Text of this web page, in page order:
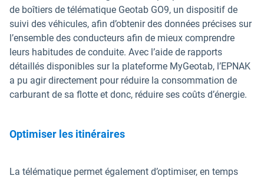
de boîtiers de télématique Geotab GO9, un dispositif de
suivi des véhicules, afin d’obtenir des données précises sur
l’ensemble des conducteurs afin de mieux comprendre
leurs habitudes de conduite. Avec l’aide de rapports
détaillés disponibles sur la plateforme MyGeotab, l’EPNAK
a pu agir directement pour réduire la consommation de
carburant de sa flotte et donc, réduire ses coûts d’énergie.
Optimiser les itinéraires
La télématique permet également d’optimiser, en temps